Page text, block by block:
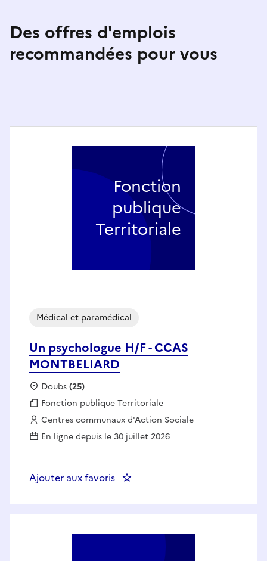
Des offres d'emplois
recommandées pour vous
Un psychologue H/F - CCAS
MONTBELIARD
Médical et paramédical
Localisation :
Doubs(25)
Fonction publique :
Fonction publique Territoriale
Employeur :
Centres communaux d'Action Sociale
En ligne depuis le 30 juillet 2026
Ajouter aux favoris : Un psychologue H/F - CCAS
Fonction
publique
Territoriale